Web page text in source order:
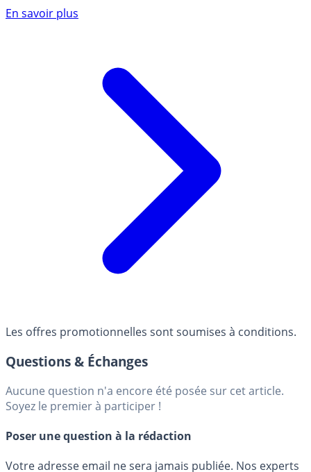
En savoir plus
Les offres promotionnelles sont soumises à conditions.
Questions & Échanges
Aucune question n'a encore été posée sur cet article.
Soyez le premier à participer !
Poser une question à la rédaction
Votre adresse email ne sera jamais publiée. Nos experts